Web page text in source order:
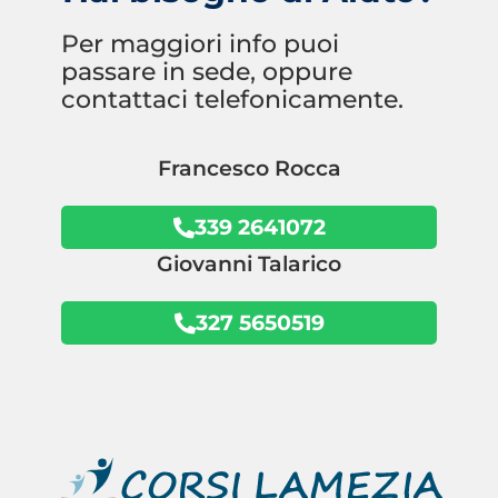
Per maggiori info puoi
passare in sede, oppure
contattaci telefonicamente.
Francesco Rocca
339 2641072
Giovanni Talarico
327 5650519